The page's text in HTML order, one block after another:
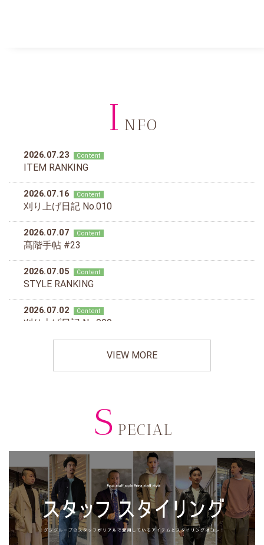
I NFO
VIEW MORE
S PECIAL